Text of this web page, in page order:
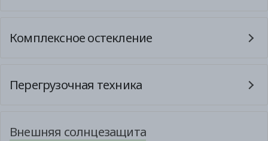
Комплексное остекление
Перегрузочная техника
Внешняя солнцезащита